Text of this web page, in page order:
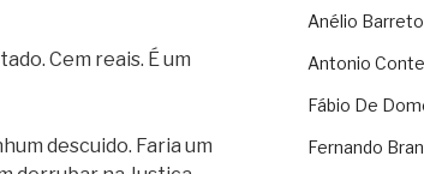
Cem reais. É um
descuido. Faria um
Anélio Barreto
Antonio
Fábio De
Fernando